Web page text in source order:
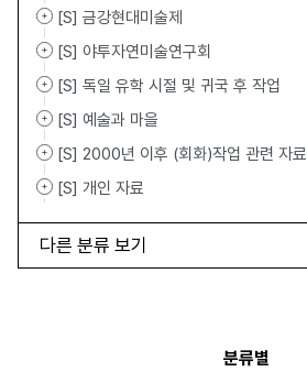
[S] 금강현대미술제
[S] 야투자연미술연구회
[S] 독일 유학 시절 및 귀국 후 작업
[S] 예술과 마을
[S] 2000년 이후 (회화)작업 관련 자료
[S] 개인 자료
다른 분류 보기
분류별